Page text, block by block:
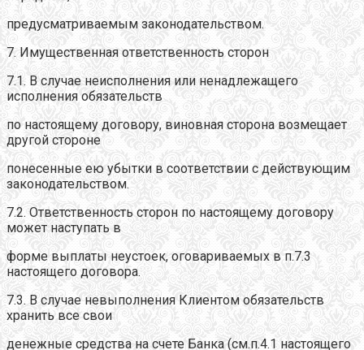
предусматриваемым законодательством.
7. Имущественная ответственность сторон
7.1. В случае неисполнения или ненадлежащего
исполнения обязательств
по настоящему договору, виновная сторона возмещает
другой стороне
понесенные ею убытки в соответствии с действующим
законодательством.
7.2. Ответственность сторон по настоящему договору
может наступать в
форме выплаты неустоек, оговариваемых в п.7.3
настоящего договора.
7.3. В случае невыполнения Клиентом обязательств
хранить все свои
денежные средства на счете Банка (см.п.4.1 настоящего